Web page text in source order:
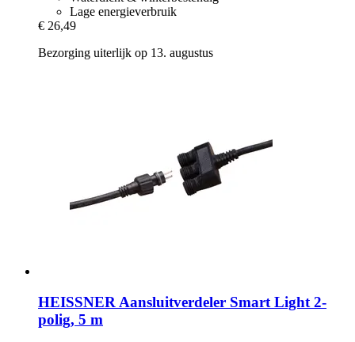
Lage energieverbruik
€ 26,49
Bezorging uiterlijk op 13. augustus
HEISSNER Aansluitverdeler Smart Light 2-​
polig, 5 m